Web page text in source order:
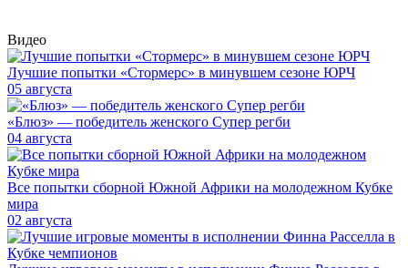
Видео
Лучшие попытки «Стормерс» в минувшем сезоне ЮРЧ
05 августа
«Блюз» — победитель женского Супер регби
04 августа
Все попытки сборной Южной Африки на молодежном Кубке
мира
02 августа